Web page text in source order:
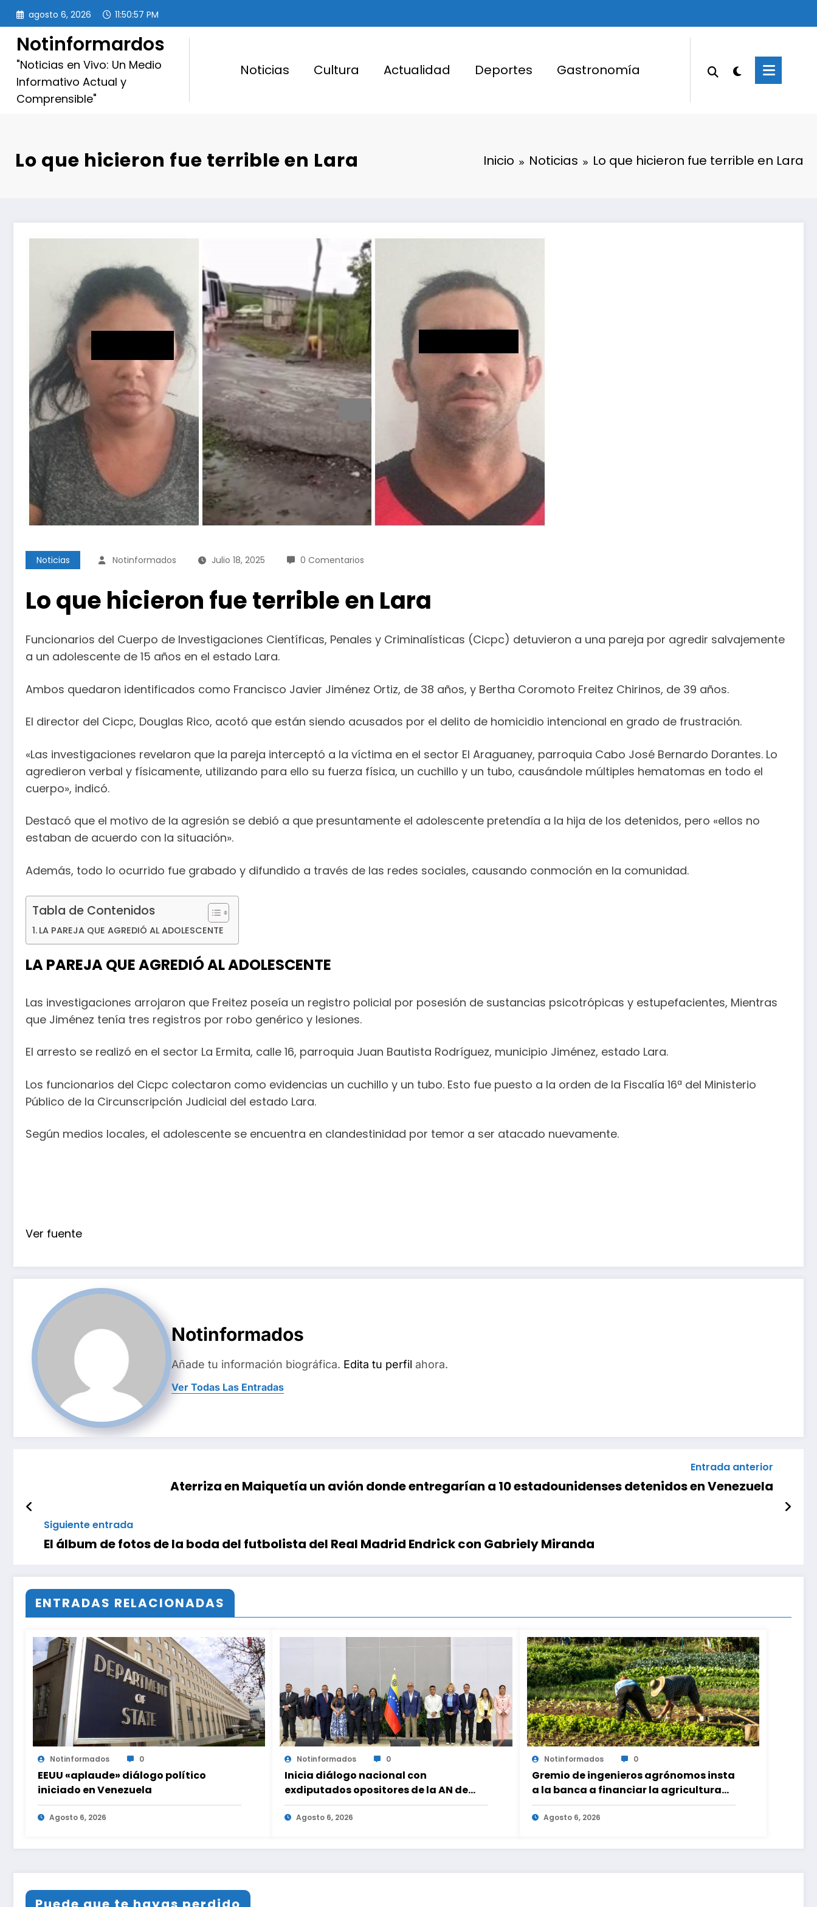
Saltar
contenido
agosto 6, 2026 11:50:58 PM
Notinformardos
"Noticias en Vivo: Un Medio
Informativo Actual y
Comprensible"
Noticias Cultura Actualidad Deportes Gastronomía
Lo que hicieron fue terrible en Lara Inicio Noticias Lo que hicieron fue terrible en Lara
Noticias Notinformados Julio 18, 2025 0 Comentarios
Lo que hicieron fue terrible en Lara
Funcionarios del Cuerpo de Investigaciones Científicas, Penales y Criminalísticas (Cicpc) detuvieron a una pareja por agredir salvajemente
a un adolescente de 15 años en el estado Lara.
Ambos quedaron identificados como Francisco Javier Jiménez Ortiz, de 38 años, y Bertha Coromoto Freitez Chirinos, de 39 años.
El director del Cicpc, Douglas Rico, acotó que están siendo acusados por el delito de homicidio intencional en grado de frustración.
«Las investigaciones revelaron que la pareja interceptó a la víctima en el sector El Araguaney, parroquia Cabo José Bernardo Dorantes. Lo
agredieron verbal y físicamente, utilizando para ello su fuerza física, un cuchillo y un tubo, causándole múltiples hematomas en todo el
cuerpo», indicó.
Destacó que el motivo de la agresión se debió a que presuntamente el adolescente pretendía a la hija de los detenidos, pero «ellos no
estaban de acuerdo con la situación».
Además, todo lo ocurrido fue grabado y difundido a través de las redes sociales, causando conmoción en la comunidad.
Tabla de Contenidos
LA PAREJA QUE AGREDIÓ AL ADOLESCENTE
LA PAREJA QUE AGREDIÓ AL ADOLESCENTE
Las investigaciones arrojaron que Freitez poseía un registro policial por posesión de sustancias psicotrópicas y estupefacientes, Mientras
que Jiménez tenía tres registros por robo genérico y lesiones.
El arresto se realizó en el sector La Ermita, calle 16, parroquia Juan Bautista Rodríguez, municipio Jiménez, estado Lara.
Los funcionarios del Cicpc colectaron como evidencias un cuchillo y un tubo. Esto fue puesto a la orden de la Fiscalía 16ª del Ministerio
Público de la Circunscripción Judicial del estado Lara.
Según medios locales, el adolescente se encuentra en clandestinidad por temor a ser atacado nuevamente.
Ver fuente
Notinformados
Añade tu información biográfica. Edita tu perfil ahora.
Ver Todas Las Entradas
Entrada anterior
Aterriza en Maiquetía un avión donde entregarían a 10 estadounidenses detenidos en Venezuela
Siguiente entrada
El álbum de fotos de la boda del futbolista del Real Madrid Endrick con Gabriely Miranda
ENTRADAS RELACIONADAS
Notinformados 0
EEUU «aplaude» diálogo político
iniciado en Venezuela
Agosto 6, 2026
Notinformados 0
Inicia diálogo nacional con
exdiputados opositores de la AN de
2015
Agosto 6, 2026
Notinformados 0
Gremio de ingenieros agrónomos insta
a la banca a financiar la agricultura
familiar
Agosto 6, 2026